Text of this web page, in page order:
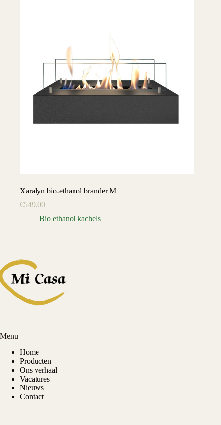
Xaralyn bio-ethanol brander M
€549,00
Bio ethanol kachels
Menu
Home
Producten
Ons verhaal
Vacatures
Nieuws
Contact